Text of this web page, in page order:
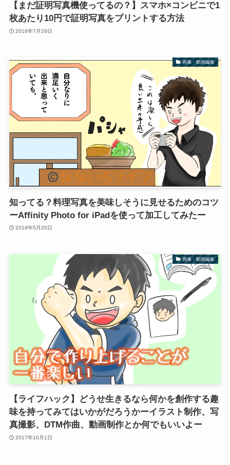
【まだ証明写真機使ってるの？】スマホ×コンビニで1
枚あたり10円で証明写真をプリントする方法
2018年7月29日
画像・動画編集
知ってる？料理写真を美味しそうに見せるためのコツ
ーAffinity Photo for iPadを使って加工してみたー
2018年5月20日
画像・動画編集
【ライフハック】どうせ生きるなら何かを創作する趣
味を持ってみてはいかがだろうかーイラスト制作、写
真撮影、DTM作曲、動画制作とか何でもいいよー
2017年10月1日